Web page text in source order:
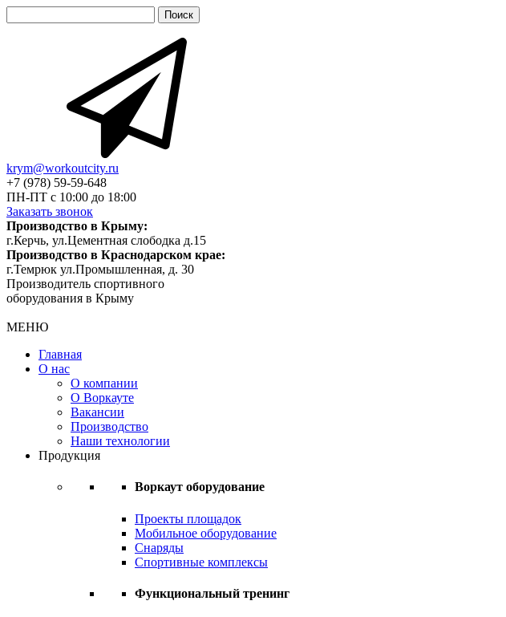
krym@workoutcity.ru
+7 (978) 59-59-648
ПН-ПТ с 10:00 до 18:00
Заказать звонок
Производство в Крыму:
г.Керчь, ул.Цементная слободка д.15
Производство в Краснодарском крае:
г.Темрюк ул.Промышленная, д. 30
Производитель спортивного
оборудования в Крыму
МЕНЮ
Главная
О нас
О компании
О Воркауте
Вакансии
Производство
Наши технологии
Продукция
Воркаут оборудование
Проекты площадок
Мобильное оборудование
Снаряды
Спортивные комплексы
Функциональный тренинг